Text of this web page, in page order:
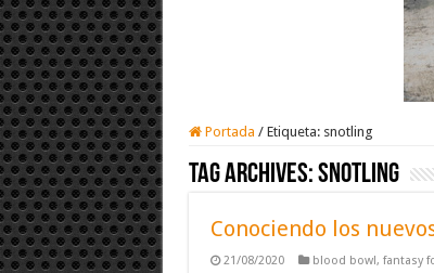
Portada / Etiqueta: snotling
Tag Archives:snotling
Conociendo los
21/08/2020 blood bowl, fantasy